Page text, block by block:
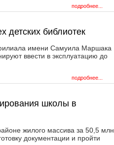
подробнее...
детских библиотек
имени Самуила Маршака
ввести в эксплуатацию до
подробнее...
школы в
жилого массива за 50,5 млн
документации и пройти